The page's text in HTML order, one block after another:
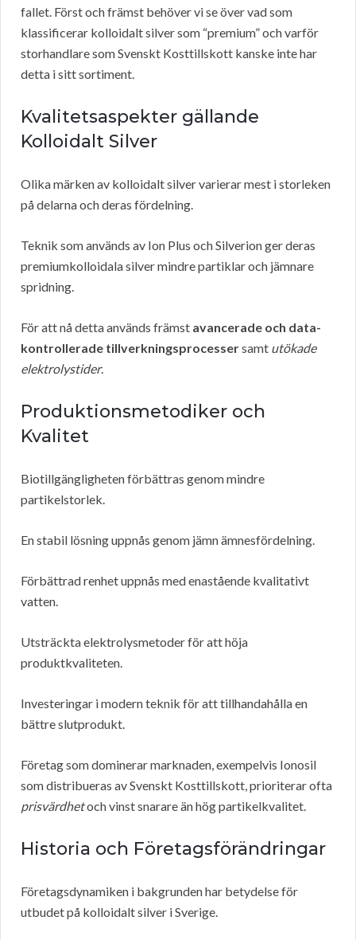
fallet. Först och främst behöver vi se över vad som
klassificerar kolloidalt silver som “premium” och varför
storhandlare som Svenskt Kosttillskott kanske inte har
detta i sitt sortiment.
Kvalitetsaspekter gällande
Kolloidalt Silver
Olika märken av kolloidalt silver varierar mest i storleken
på delarna och deras fördelning.
Teknik som används av Ion Plus och Silverion ger deras
premiumkolloidala silver mindre partiklar och jämnare
spridning.
För att nå detta används främst avancerade och data-
kontrollerade tillverkningsprocessersamt utökade
elektrolystider.
Produktionsmetodiker och
Kvalitet
Biotillgängligheten förbättras genom mindre
partikelstorlek.
En stabil lösning uppnås genom jämn ämnesfördelning.
Förbättrad renhet uppnås med enastående kvalitativt
vatten.
Utsträckta elektrolysmetoder för att höja
produktkvaliteten.
Investeringar i modern teknik för att tillhandahålla en
bättre slutprodukt.
Företag som dominerar marknaden, exempelvis Ionosil
som distribueras av Svenskt Kosttillskott, prioriterar ofta
prisvärdhetoch vinst snarare än hög partikelkvalitet.
Historia och Företagsförändringar
Företagsdynamiken i bakgrunden har betydelse för
utbudet på kolloidalt silver i Sverige.